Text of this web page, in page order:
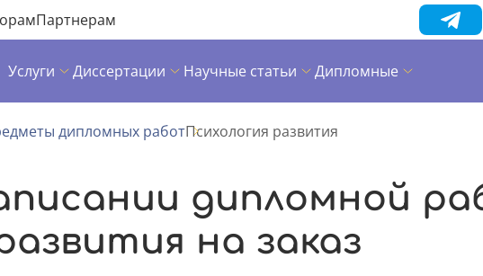
Партнерам
Услуги Диссертации Научные статьи Дипломные
дипломных работПсихология развития
дипломной
на заказ